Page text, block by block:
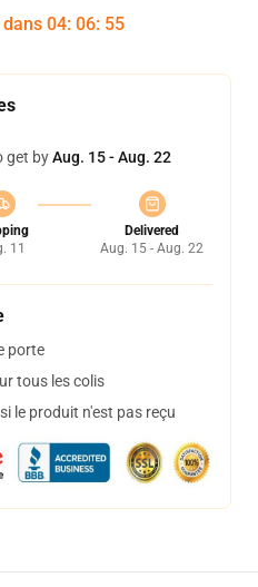
04: 06: 54
get byAug. 15 - Aug. 22
11
Delivered
Aug. 15 - Aug. 22
porte
tous les colis
le produit n'est pas reçu